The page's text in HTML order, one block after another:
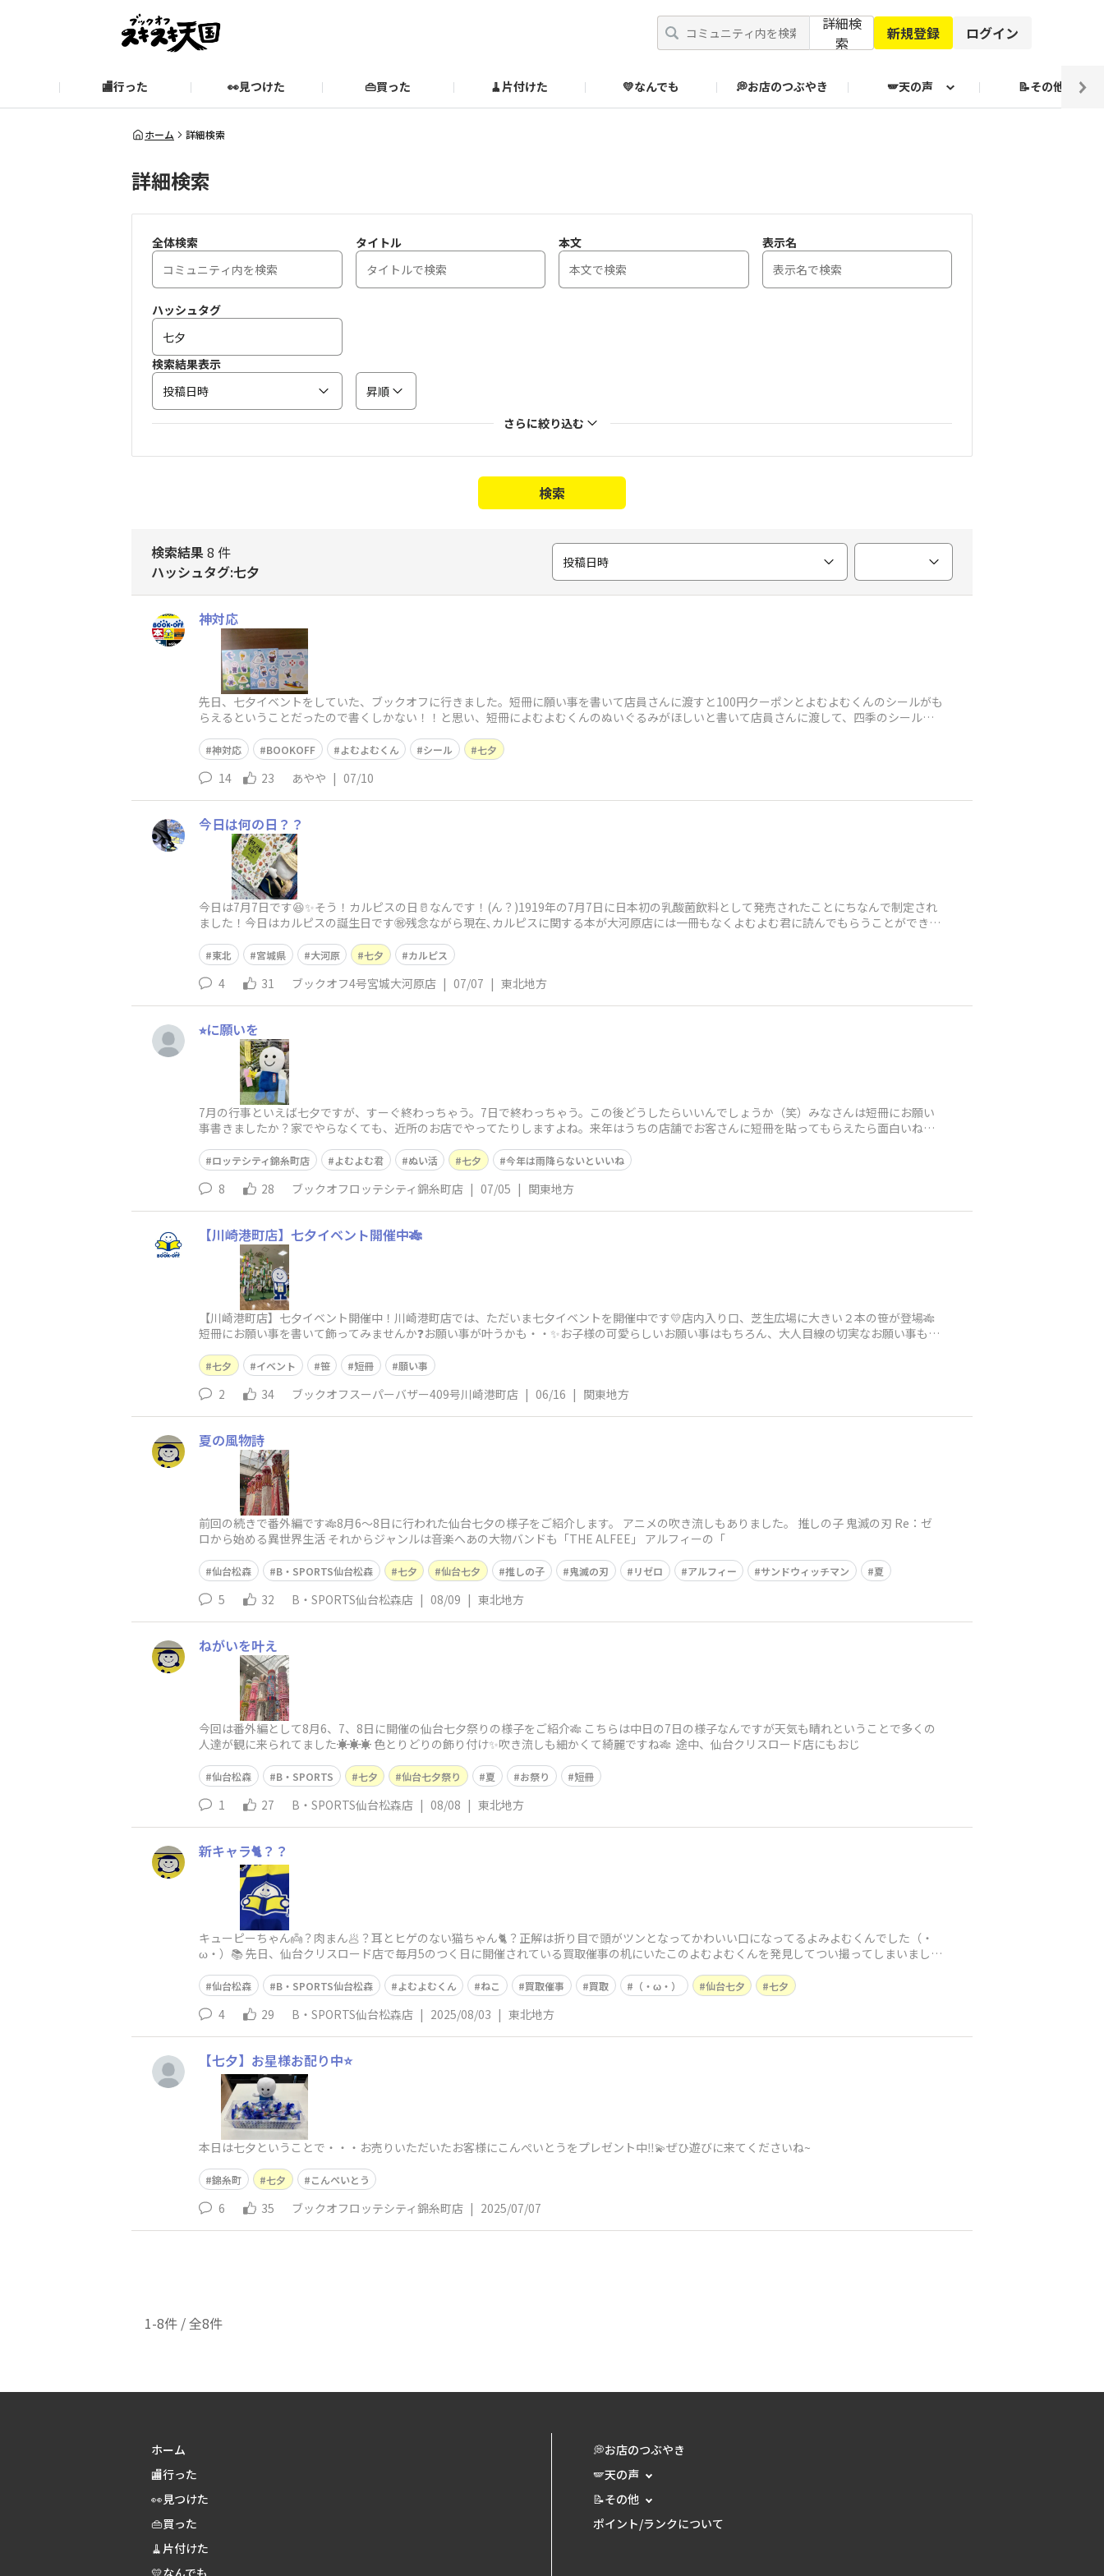
詳細検
索
新規登録 ログイン
🏬行った 👀見つけた 👜買った 🧹片付けた 💛なんでも 💭お店のつぶやき 🪽天の声
お知らせ 期間限定企画【みんなでお題】
📝その他
ブックオフ公式サイト
スキスキ天国に関するお問い合わせ
ホーム 詳細検索
詳細検索
全体検索 タイトル 本文 表示名
ハッシュタグ
検索結果表示
投稿日時
昇順
さらに絞り込む
検索
検索結果8 件
ハッシュタグ:七夕
投稿日時
神対応
先日、七夕イベントをしていた、ブックオフに行きました。短冊に願い事を書いて店員さんに渡すと100円クーポンとよむよむくんのシールがも
らえるということだったので書くしかない！！と思い、短冊によむよむくんのぬいぐるみがほしいと書いて店員さんに渡して、四季のシールで
神対応 BOOKOFF よむよむくん シール 七夕
14 23 あやや | 07/10
今日は何の日？？
今日は7月7日です😆✨そう！カルピスの日🥛なんです！(ん？)1919年の7月7日に日本初の乳酸菌飲料として発売されたことにちなんで制定され
ました！今日はカルピスの誕生日です㊗️残念ながら現在､カルピスに関する本が大河原店には一冊もなくよむよむ君に読んでもらうことができま
東北 宮城県 大河原 七夕 カルピス
4 31 ブックオフ4号宮城大河原店 | 07/07 | 東北地方
⭐︎に願いを
7月の行事といえば七夕ですが、すーぐ終わっちゃう。7日で終わっちゃう。この後どうしたらいいんでしょうか（笑）みなさんは短冊にお願い
事書きましたか？家でやらなくても、近所のお店でやってたりしますよね。来年はうちの店舗でお客さんに短冊を貼ってもらえたら面白いね〜
ロッテシティ錦糸町店 よむよむ君 ぬい活 七夕 今年は雨降らないといいね
8 28 ブックオフロッテシティ錦糸町店 | 07/05 | 関東地方
【川崎港町店】七夕イベント開催中🎋
【川崎港町店】七夕イベント開催中！川崎港町店では、ただいま七夕イベントを開催中です💛店内入り口、芝生広場に大きい２本の笹が登場🎋
短冊にお願い事を書いて飾ってみませんか❓お願い事が叶うかも・・✨お子様の可愛らしいお願い事はもちろん、大人目線の切実なお願い事もち
七夕 イベント 笹 短冊 願い事
2 34 ブックオフスーパーバザー409号川崎港町店 | 06/16 | 関東地方
夏の風物詩
前回の続きで番外編です🎋8月6〜8日に行われた仙台七夕の様子をご紹介します。 アニメの吹き流しもありました。 推しの子 鬼滅の刃 Re：ゼ
ロから始める異世界生活 それからジャンルは音楽へあの大物バンドも「THE ALFEE」 アルフィーの「
仙台松森 B・SPORTS仙台松森 七夕 仙台七夕 推しの子 鬼滅の刃 リゼロ アルフィー サンドウィッチマン 夏
5 32 B・SPORTS仙台松森店 | 08/09 | 東北地方
ねがいを叶え
今回は番外編として8月6、7、8日に開催の仙台七夕祭りの様子をご紹介🎋 こちらは中日の7日の様子なんですが天気も晴れということで多くの
人達が観に来られてました☀️☀️☀️ 色とりどりの飾り付け✨吹き流しも細かくて綺麗ですね🎋 途中、仙台クリスロード店にもおじ
仙台松森 B・SPORTS 七夕 仙台七夕祭り 夏 お祭り 短冊
1 27 B・SPORTS仙台松森店 | 08/08 | 東北地方
新キャラ🐈？？
キューピーちゃん👼？肉まん🥟？耳とヒゲのない猫ちゃん🐈？正解は折り目で頭がツンとなってかわいい口になってるよみよむくんでした（・
ω・）📚 先日、仙台クリスロード店で毎月5のつく日に開催されている買取催事の机にいたこのよむよむくんを発見してつい撮ってしまいました
仙台松森 B・SPORTS仙台松森 よむよむくん ねこ 買取催事 買取 （・ω・） 仙台七夕 七夕
4 29 B・SPORTS仙台松森店 | 2025/08/03 | 東北地方
【七夕】お星様お配り中⭐️
本日は七夕ということで・・・お売りいただいたお客様にこんぺいとうをプレゼント中‼️💫ぜひ遊びに来てくださいね~
錦糸町 七夕 こんぺいとう
6 35 ブックオフロッテシティ錦糸町店 | 2025/07/07
1-8件 / 全8件
ホーム
🏬行った
👀見つけた
👜買った
🧹片付けた
💛なんでも
💭お店のつぶやき
🪽天の声
📝その他
ポイント/ランクについて